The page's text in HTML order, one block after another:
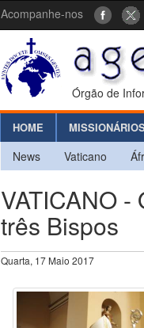
Acompanhe-nos
Órgão de
HOME
News Vaticano
VATICANO
três Bispos
Quarta, 17 Maio 2017